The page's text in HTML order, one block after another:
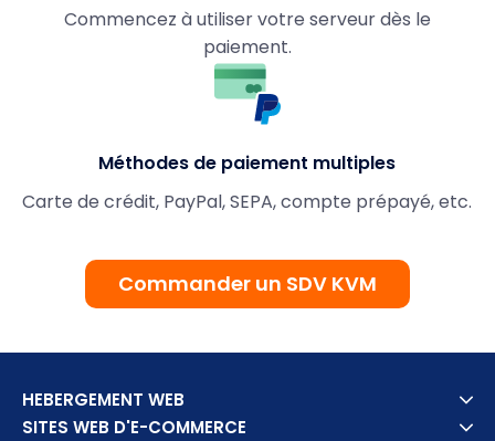
Commencez à utiliser votre serveur dès le
paiement.
Méthodes de paiement multiples
Carte de crédit, PayPal, SEPA, compte prépayé, etc.
Commander un SDV KVM
HEBERGEMENT WEB
SITES WEB D'E-COMMERCE